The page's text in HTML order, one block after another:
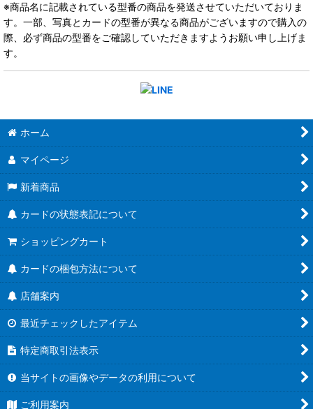
※商品名に記載されている型番の商品を発送させていただいておりま
す。一部、写真とカードの型番が異なる商品がございますので購入の
際、必ず商品の型番をご確認していただきますようお願い申し上げま
す。
ホーム
マイページ
新着商品
カードの状態表記について
ショッピングカート
カードの梱包方法について
店舗案内
最近チェックしたアイテム
特定商取引法表示
当サイトの画像やデータの利用について
ご利用案内